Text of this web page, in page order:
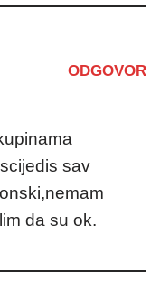
ODGOVOR
sav
da su ok.